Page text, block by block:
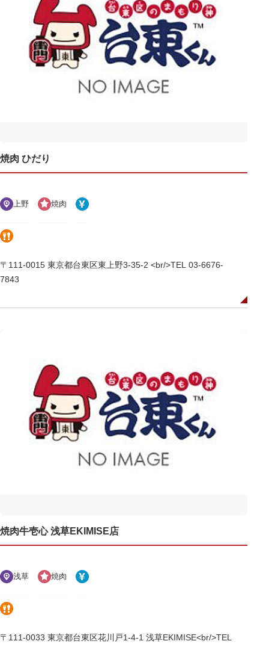
焼肉 ひだり
上野 焼肉
〒111-0015 東京都台東区東上野3-35-2 <br/>TEL 03-6676-
7843
焼肉牛壱心 浅草EKIMISE店
浅草 焼肉
〒111-0033 東京都台東区花川戸1-4-1 浅草EKIMISE<br/>TEL